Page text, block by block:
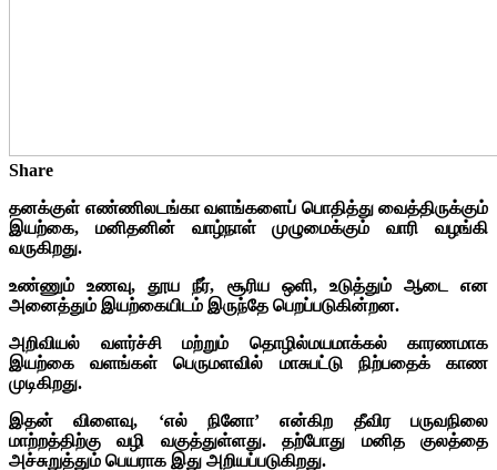
Share
தனக்குள் எண்ணிலடங்கா வளங்களைப் பொதித்து வைத்திருக்கும்
இயற்கை, மனிதனின் வாழ்நாள் முழுமைக்கும் வாரி வழங்கி
வருகிறது.
உண்ணும் உணவு, தூய நீர், சூரிய ஒளி, உடுத்தும் ஆடை என
அனைத்தும் இயற்கையிடம் இருந்தே பெறப்படுகின்றன.
அறிவியல் வளர்ச்சி மற்றும் தொழில்மயமாக்கல் காரணமாக
இயற்கை வளங்கள் பெருமளவில் மாசுபட்டு நிற்பதைக் காண
முடிகிறது.
இதன் விளைவு, ‘எல் நினோ’ என்கிற தீவிர பருவநிலை
மாற்றத்திற்கு வழி வகுத்துள்ளது. தற்போது மனித குலத்தை
அச்சுறுத்தும் பெயராக இது அறியப்படுகிறது.